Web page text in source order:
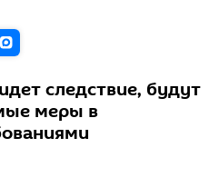
следствие, будут
меры в